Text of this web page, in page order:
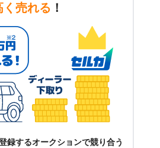
く売れる ！
録するオークションで競り合う